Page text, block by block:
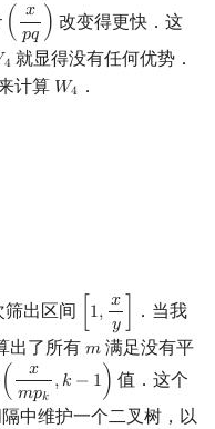
( 𝑥
𝑝𝑞 )
(x pq)
改变得更快．这
4
4 就显得没有任何优势．
计算 𝑊4
W4 ．
筛出区间 1, 𝑥
𝑦
1,x y]
．当我
出了所有𝑚
m 满足没有平
(
𝑥
𝑚𝑝𝑘
,𝑘 − 1 )
mpk,k− 1)
值．这个
中维护一个二叉树，以